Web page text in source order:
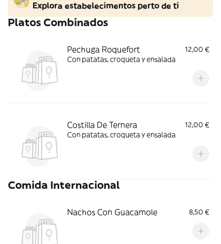
Explora estabelecimentos perto de ti
Platos Combinados
Pechuga Roquefort
12,00 €
Con patatas, croqueta y ensalada
Costilla De Ternera
12,00 €
Con patatas, croqueta y ensalada
Comida Internacional
Nachos Con Guacamole 8,50 €